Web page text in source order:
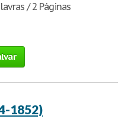
/ 2 Páginas
1852)